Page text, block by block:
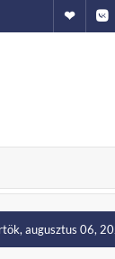
Hundub
Putyin:
augusztus 06,